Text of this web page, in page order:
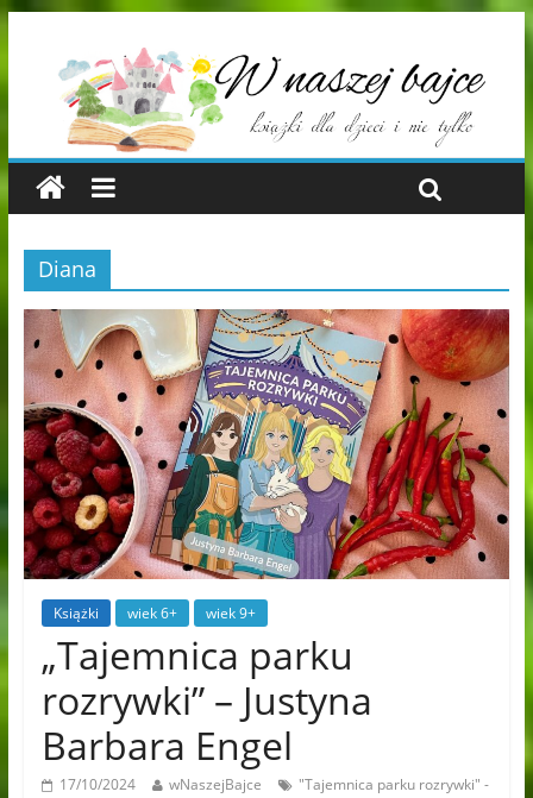
Diana
Książki wiek 6+ wiek 9+
„Tajemnica parku
rozrywki” – Justyna
Barbara Engel
17/10/2024 wNaszejBajce
"Tajemnica parku rozrywki" -